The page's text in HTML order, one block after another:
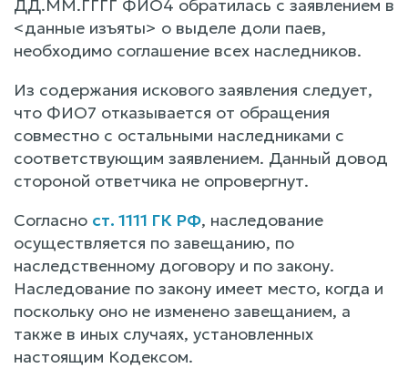
ДД.ММ.ГГГГ ФИО4 обратилась с заявлением в
<данные изъяты> о выделе доли паев,
необходимо соглашение всех наследников.
Из содержания искового заявления следует,
что ФИО7 отказывается от обращения
совместно с остальными наследниками с
соответствующим заявлением. Данный довод
стороной ответчика не опровергнут.
Согласно ст. 1111 ГК РФ, наследование
осуществляется по завещанию, по
наследственному договору и по закону.
Наследование по закону имеет место, когда и
поскольку оно не изменено завещанием, а
также в иных случаях, установленных
настоящим Кодексом.